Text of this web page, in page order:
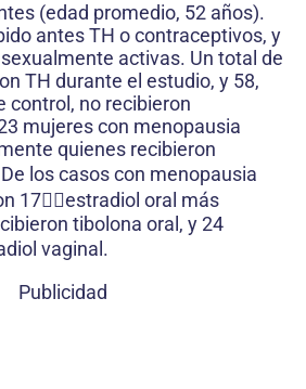
(edad promedio, 52 años).
antes TH o contraceptivos, y
activas. Un total de
TH durante el estudio, y 58,
control, no recibieron
mujeres con menopausia
quienes recibieron
los casos con menopausia
17estradiol oral más
tibolona oral, y 24
vaginal.
Publicidad